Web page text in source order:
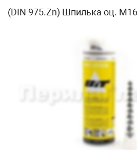
(DIN 975.Zn) Шпилька оц.